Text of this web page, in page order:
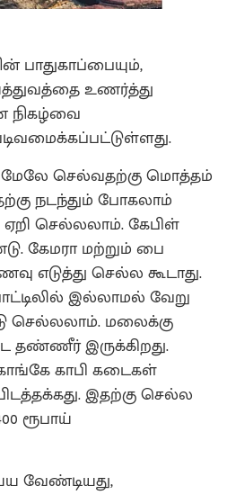
பாதுகாப்பையும்,
உணர்த்து
நிகழ்வை
மேலே செல்வதற்கு மொத்தம்
நடந்தும் போகலாம்
செல்லலாம். கேபிள்
கேமரா மற்றும் பை
எடுத்து செல்ல கூடாது.
இல்லாமல் வேறு
செல்லலாம். மலைக்கு
தண்ணீர் இருக்கிறது.
காபி கடைகள்
இதற்கு செல்ல
ரூபாய்
வேண்டியது,